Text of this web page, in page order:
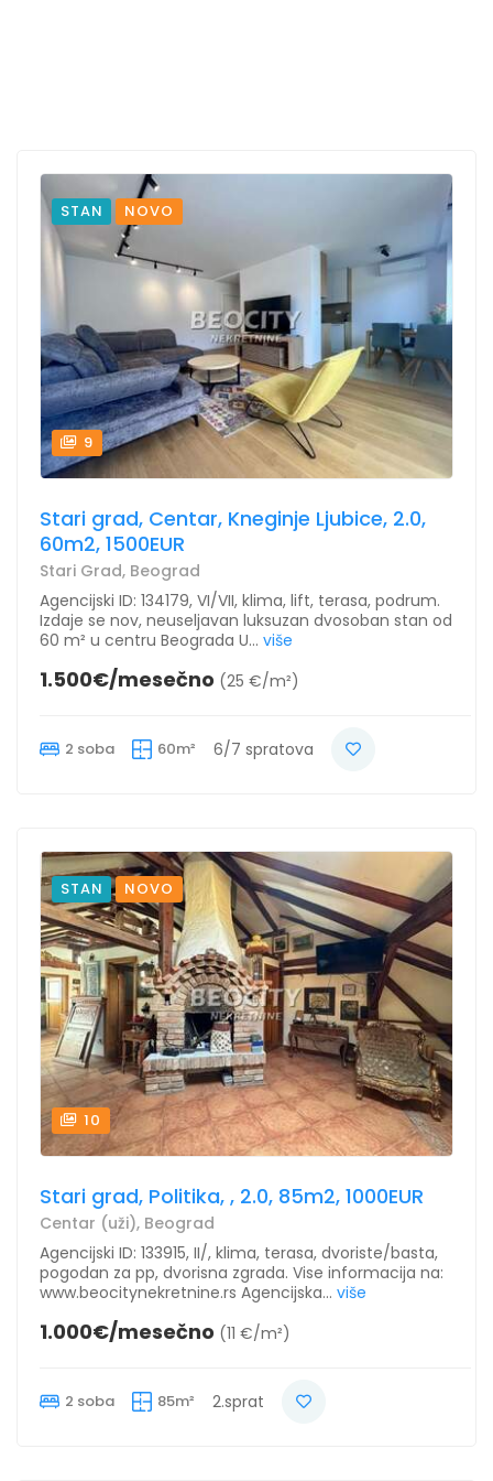
STAN NOVO
9
Stari grad, Centar, Kneginje Ljubice, 2.0,
60m2, 1500EUR
Stari Grad, Beograd
Agencijski ID: 134179, VI/VII, klima, lift, terasa, podrum.
Izdaje se nov, neuseljavan luksuzan dvosoban stan od
60 m² u centru Beograda U... više
1.500€/mesečno (25 €/m²)
2 soba 60m² 6/7 spratova
STAN NOVO
10
Stari grad, Politika, , 2.0, 85m2, 1000EUR
Centar (uži), Beograd
Agencijski ID: 133915, II/, klima, terasa, dvoriste/basta,
pogodan za pp, dvorisna zgrada. Vise informacija na:
www.beocitynekretnine.rs Agencijska... više
1.000€/mesečno (11 €/m²)
2 soba 85m² 2.sprat